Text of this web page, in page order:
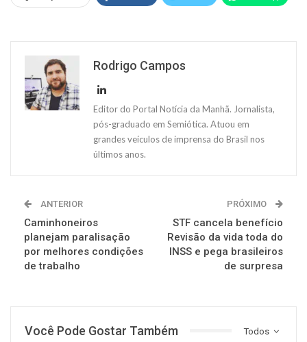
Rodrigo Campos
Editor do Portal Notícia da Manhã. Jornalista,
pós-graduado em Semiótica. Atuou em
grandes veículos de imprensa do Brasil nos
últimos anos.
ANTERIOR
Caminhoneiros
planejam paralisação
por melhores condições
de trabalho
PRÓXIMO
STF cancela benefício
Revisão da vida toda do
INSS e pega brasileiros
de surpresa
Todos
Você Pode Gostar Também